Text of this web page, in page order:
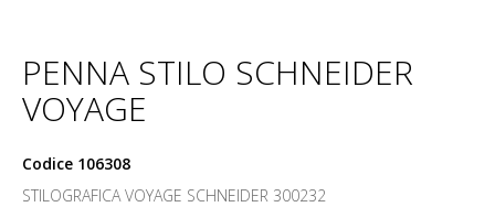
PENNA STILO SCHNEIDER
VOYAGE
Codice 106308
STILOGRAFICA VOYAGE SCHNEIDER 300232